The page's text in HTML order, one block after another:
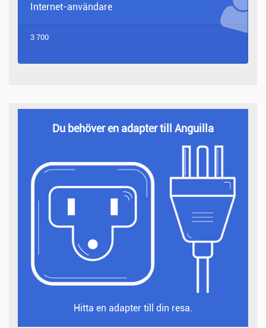
Internet-användare
3 700
Du behöver en adapter till Anguilla
Hitta en adapter till din resa.